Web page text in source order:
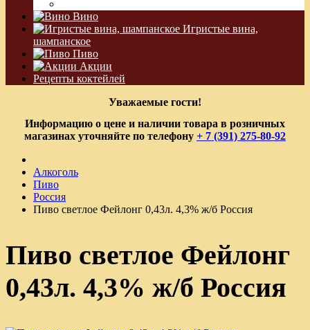
Вино
Игристые вина,
шампанское
Пиво
Акции
Рецепты коктейлей
Уважаемые гости!
Информацию о цене и наличии товара в розничных
магазинах уточняйте по телефону + 7 (391) 275-80-92
Алкоголь
Пиво
Россия
Пиво светлое Фейлонг 0,43л. 4,3% ж/б Россия
Пиво светлое Фейлонг
0,43л. 4,3% ж/б Россия